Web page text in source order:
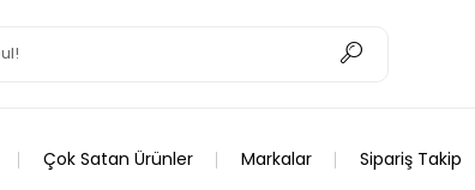
Çok Satan Ürünler Markalar Sipariş Takip